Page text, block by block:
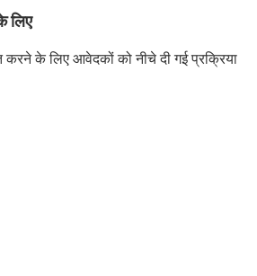
लिए
करने के लिए आवेदकों को नीचे दी गई प्रक्रिया